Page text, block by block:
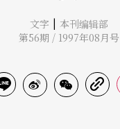
文字 | 本刊编辑部
第56期 / 1997年08月号